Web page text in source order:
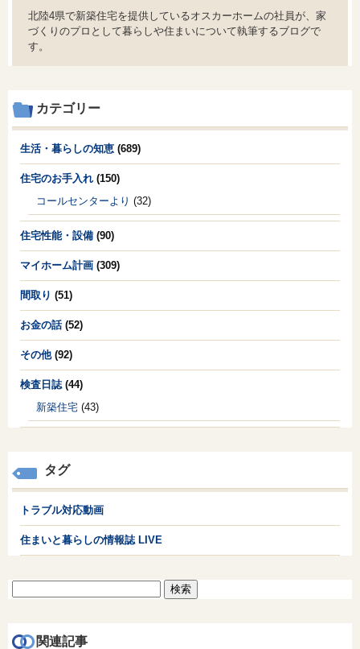
北陸4県で新築住宅を提供しているオスカーホームの社員が、家
づくりのプロとして暮らしや住まいについて執筆するブログで
す。
カテゴリー
生活・暮らしの知恵 (689)
住宅のお手入れ (150)
コールセンターより (32)
住宅性能・設備 (90)
マイホーム計画 (309)
間取り (51)
お金の話(52)
その他(92)
検査日誌 (44)
新築住宅 (43)
タグ
トラブル対応動画
住まいと暮らしの情報誌 LIVE
索:
関連記事